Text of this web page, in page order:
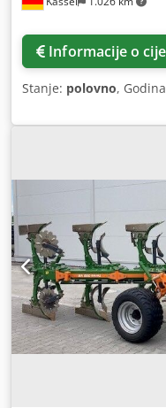
Informacije o
Stanje: polovno,